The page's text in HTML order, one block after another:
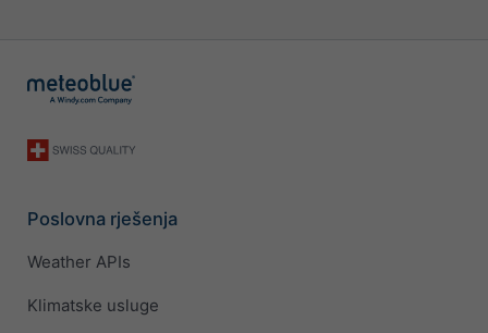
Poslovna rješenja
Weather APIs
Klimatske usluge